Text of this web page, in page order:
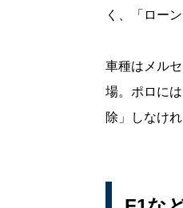
く、「ロー
車種はメル
場。ポロに
除」しなけ